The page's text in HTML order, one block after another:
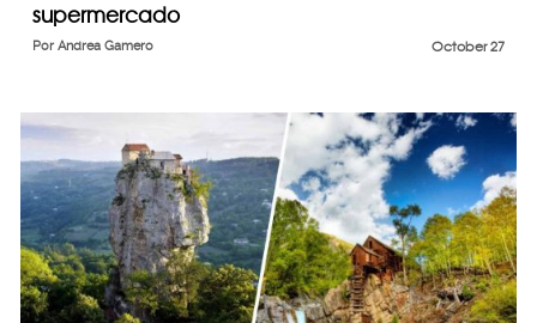
supermercado
October 27
Por Andrea Gamero